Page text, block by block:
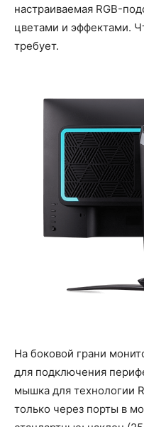
настраиваемая RGB-
цветами и эффектами.
требует.
На боковой грани
для подключения
мышка для технологии
только через порты в